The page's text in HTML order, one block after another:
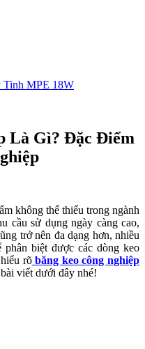
Tinh MPE 18W
Là Gì? Đặc Điểm
không thể thiếu trong ngành
cầu sử dụng ngày càng cao,
trở nên đa dạng hơn, nhiều
biệt được các dòng keo
rõbăng keo công nghiệp
viết dưới đây nhé!